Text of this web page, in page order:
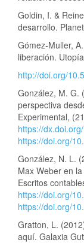
Goldin, I. &
desarrollo.
Gómez-Muller,
liberación.
http://doi.org/
González, M. G.
perspectiva
Experimental,
https://
https://doi.org/
González, N. L.
Max Weber en
Escritos
https://doi.org/
https://doi.org/
Gratton, L.
aquí. Galaxia